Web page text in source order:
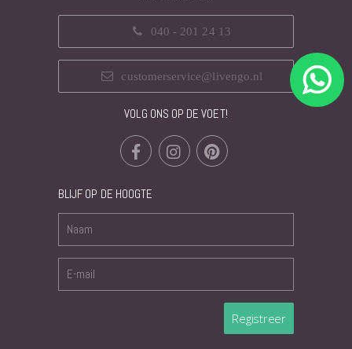
040 - 201 24 13
customerservice@livengo.nl
VOLG ONS OP DE VOET!
BLIJF OP DE HOOGTE
Registreer